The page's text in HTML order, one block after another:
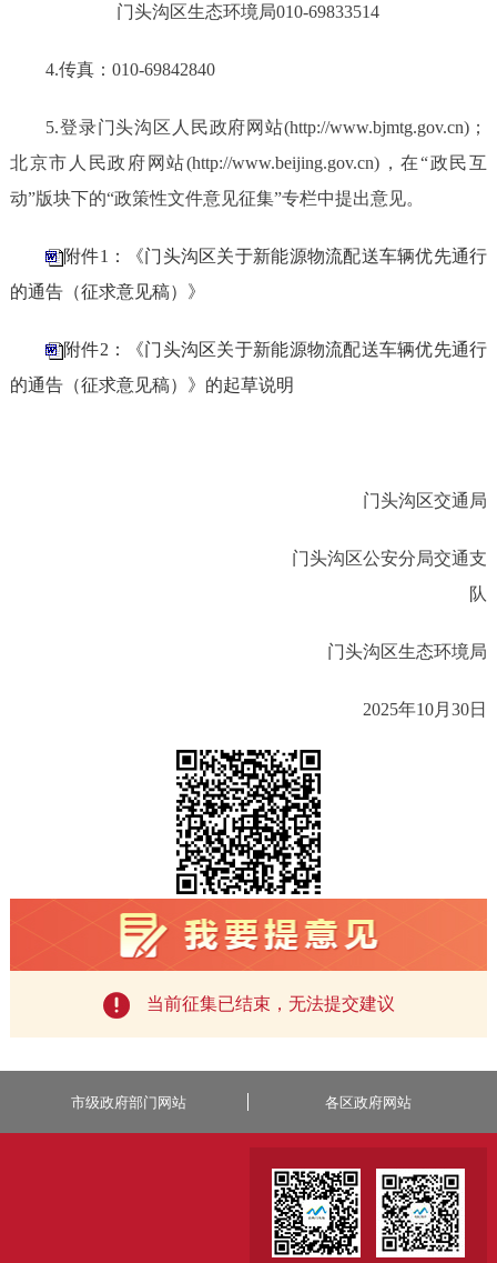
门头沟区生态环境局010-69833514
4.传真：010-69842840
5.登录门头沟区人民政府网站(http://www.bjmtg.gov.cn)；
北京市人民政府网站(http://www.beijing.gov.cn)，在“政民互
动”版块下的“政策性文件意见征集”专栏中提出意见。
附件1：《门头沟区关于新能源物流配送车辆优先通行
的通告（征求意见稿）》
附件2：《门头沟区关于新能源物流配送车辆优先通行
的通告（征求意见稿）》的起草说明
门头沟区交通局
门头沟区公安分局交通支
队
门头沟区生态环境局
2025年10月30日
当前征集已结束，无法提交建议
市级政府部门网站 各区政府网站